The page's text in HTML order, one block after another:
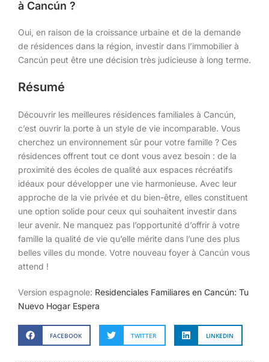
à Cancún ?
Oui, en raison de la croissance urbaine et de la demande
de résidences dans la région, investir dans l’immobilier à
Cancún peut être une décision très judicieuse à long terme.
Résumé
Découvrir les meilleures résidences familiales à Cancún,
c’est ouvrir la porte à un style de vie incomparable. Vous
cherchez un environnement sûr pour votre famille ? Ces
résidences offrent tout ce dont vous avez besoin : de la
proximité des écoles de qualité aux espaces récréatifs
idéaux pour développer une vie harmonieuse. Avec leur
approche de la vie privée et du bien-être, elles constituent
une option solide pour ceux qui souhaitent investir dans
leur avenir. Ne manquez pas l’opportunité d’offrir à votre
famille la qualité de vie qu’elle mérite dans l’une des plus
belles villes du monde. Votre nouveau foyer à Cancún vous
attend !
Version espagnole: Residenciales Familiares en Cancún: Tu
Nuevo Hogar Espera
FACEBOOK TWITTER LINKEDIN